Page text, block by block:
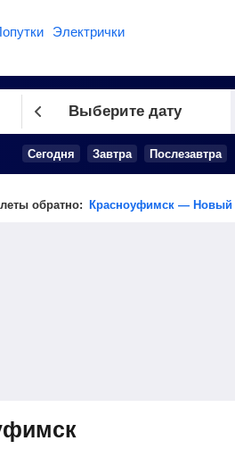
Электрички
Выберите дату
Сегодня Завтра Послезавтра
обратно: Красноуфимск — Новый